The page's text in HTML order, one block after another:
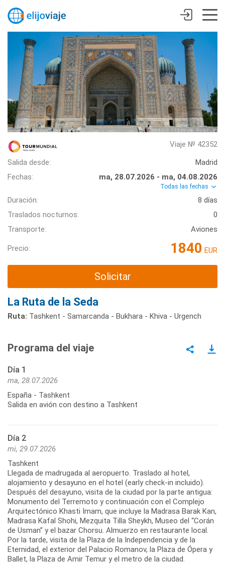
Viaje № 42352
Salida desde:
Madrid
Fechas:
ma, 28.07.2026 - ma, 04.08.2026
Todas las fechas
Duración:
8 días
Traslados nocturnos:
0
Transporte:
Aviones
Precio: 1840 EUR
Solicitar
La Ruta de la Seda
Ruta: Tashkent - Samarcanda - Bukhara - Khiva - Urgench
Programa del viaje
Día 1
ma, 28.07.2026
España - Tashkent
Salida en avión con destino a Tashkent
Día 2
mi, 29.07.2026
Tashkent
Llegada de madrugada al aeropuerto. Traslado al hotel,
alojamiento y desayuno en el hotel (early check-in incluido).
Después del desayuno, visita de la ciudad por la parte antigua:
Monumento del Terremoto y continuación con el Complejo
Arquitectónico Khasti Imam, que incluye la Madrasa Barak Kan,
Madrasa Kafal Shohi, Mezquita Tilla Sheykh, Museo del “Corán
de Usman” y el bazar Chorsu. Almuerzo en restaurante local.
Por la tarde, visita de la Plaza de la Independencia y de la
Eternidad, el exterior del Palacio Romanov, la Plaza de Ópera y
Ballet, la Plaza de Amir Temur y el metro de la ciudad.